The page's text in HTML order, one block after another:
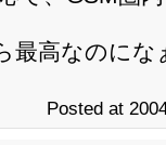
最高なのにな
Posted at